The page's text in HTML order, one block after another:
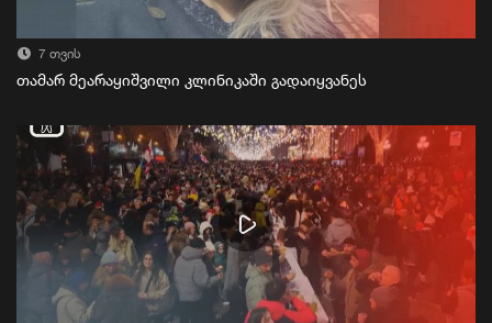
7 თვის
თამარ მეარაყიშვილი კლინიკაში გადაიყვანეს